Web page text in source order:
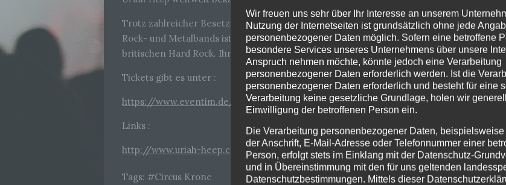
Trotz zahlreicher Besetzungswechsel blieb die Band über Jahrzehnte aktiv und tourt
Rock- und Metalbands ist unbestritten.Uriah Heepzählt neben Bands wie Deep Purple
britischen Hard Rock. Ihr musikalisches Erbe wird von Fans auf der ganzen Welt
Tickets gibt es unter :
https://www.eventim.de/artist/uriah-heep/
Links :
http://www.uriah-heep.com/2020Site/Index.html
Tags: Circus Krone
Wir freuen uns sehr über Ihr Interesse an unserem
Nutzung der Internetseiten ist grundsätzlich ohne jede
personenbezogener Daten möglich. Sofern eine betroffene
besondere Services unseres Unternehmens über unsere
Anspruch nehmen möchte, könnte jedoch eine Verarbeitung
personenbezogener Daten erforderlich werden. Ist die
personenbezogener Daten erforderlich und besteht für eine
Verarbeitung keine gesetzliche Grundlage, holen wir
Einwilligung der betroffenen Person ein.
Die Verarbeitung personenbezogener Daten,
der Anschrift, E-Mail-Adresse oder Telefonnummer einer
Person, erfolgt stets im Einklang mit der Datenschutz-
und in Übereinstimmung mit den für uns geltenden
Datenschutzbestimmungen. Mittels dieser